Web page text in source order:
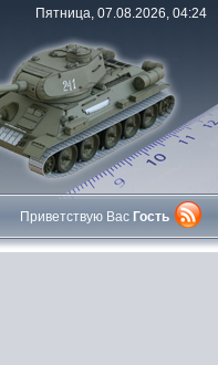
Пятница, 07.08.2026, 04:24
Приветствую Вас Гость